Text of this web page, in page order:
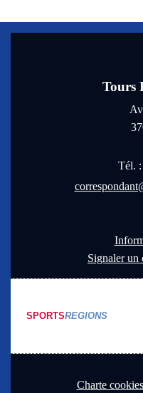
Tours
Tél. :
Signaler un
SPORTSREGIONS
Charte cookies